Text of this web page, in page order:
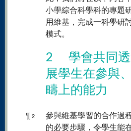
小學綜合科學科的專題
用維基，完成一科學研
模式。
2 學會共同透
展學生在參與
疇上的能力
¶ 2
參與維基學習的合作過
的必要步驟，令學生能